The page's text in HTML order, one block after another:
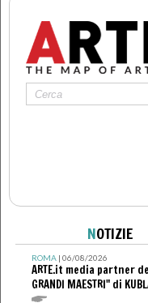
NOTIZIE
ROMA| 06/08/2026
ARTE.it media partner
GRANDI MAESTRI" di